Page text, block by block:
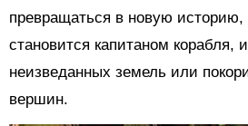
превращаться в новую историю,
становится капитаном корабля,
неизведанных земель или
вершин.